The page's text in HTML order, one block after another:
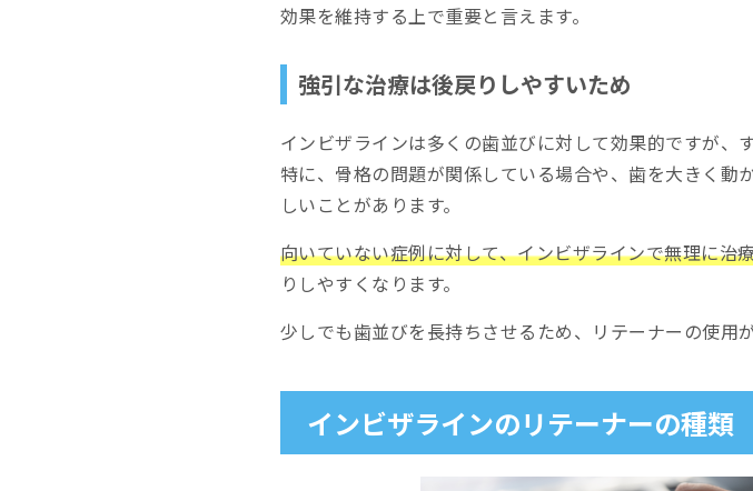
効果を維持する上で重要と言えます。
強引な治療は後戻りしやすいため
インビザラインは多くの歯並びに対して効果的ですが、
特に、骨格の問題が関係している場合や、歯を大きく
しいことがあります。
向いていない症例に対して、インビザラインで無理に治
りしやすくなります。
少しでも歯並びを長持ちさせるため、リテーナーの使用
インビザラインのリテーナーの種類